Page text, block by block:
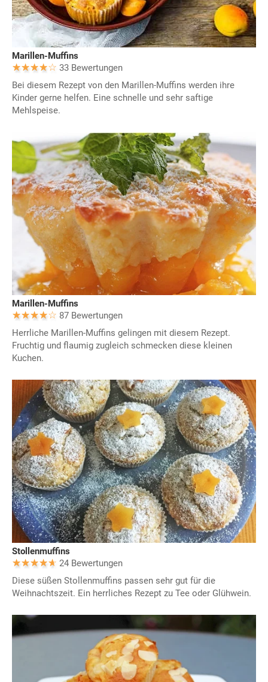
Marillen-Muffins
33 Bewertungen
Bei diesem Rezept von den Marillen-Muffins werden ihre
Kinder gerne helfen. Eine schnelle und sehr saftige
Mehlspeise.
Marillen-Muffins
87 Bewertungen
Herrliche Marillen-Muffins gelingen mit diesem Rezept.
Fruchtig und flaumig zugleich schmecken diese kleinen
Kuchen.
Stollenmuffins
24 Bewertungen
Diese süßen Stollenmuffins passen sehr gut für die
Weihnachtszeit. Ein herrliches Rezept zu Tee oder Glühwein.